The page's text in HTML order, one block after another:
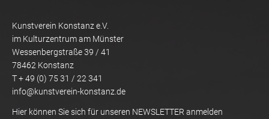
Kunstverein Konstanz e.V.
im Kulturzentrum am Münster
Wessenbergstraße 39 / 41
78462 Konstanz
T + 49 (0) 75 31 / 22 341
info@kunstverein-konstanz.de
Hier können Sie sich für unseren NEWSLETTER anmelden